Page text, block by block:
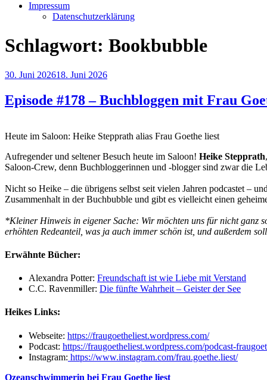
Impressum
Datenschutzerklärung
Schlagwort: Bookbubble
Veröffentlicht
30. Juni 202618. Juni 2026
Episode #178 – Buchbloggen mit Frau
Heute im Saloon: Heike Stepprath alias Frau Goethe liest
Aufregender und seltener Besuch heute im Saloon! Heike Stepprath
Saloon-Crew, denn Buchbloggerinnen und -blogger sind zwar die
Nicht so Heike – die übrigens selbst seit vielen Jahren podcastet –
Zusammenhalt in der Buchbubble und gibt es vielleicht einen
*Kleiner Hinweis in eigener Sache: Wir möchten uns für nicht ganz
erhöhten Redeanteil, was ja auch immer schön ist, und außerdem
Erwähnte Bücher:
Alexandra Potter: Freundschaft ist wie Liebe mit Verstand
C.C. Ravenmiller: Die fünfte Wahrheit – Geister der See
Heikes Links:
Webseite: https://fraugoetheliest.wordpress.com/
Podcast: https://fraugoetheliest.wordpress.com/podcast-
Instagram: https://www.instagram.com/frau.goethe.liest/
Ozeanschwimmerin bei Frau Goethe liest